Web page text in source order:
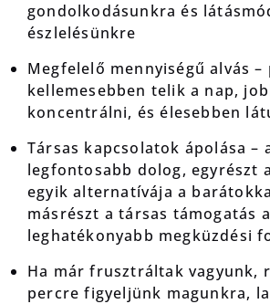
gondolkodásunkra és
észlelésünkre
Megfelelő mennyiségű alvás –
kellemesebben telik a nap,
koncentrálni, és élesebben
Társas kapcsolatok ápolása –
legfontosabb dolog, egyrészt
egyik alternatívája a
másrészt a társas támogatás
leghatékonyabb megküzdési
Ha már frusztráltak vagyunk,
percre figyeljünk magunkra,